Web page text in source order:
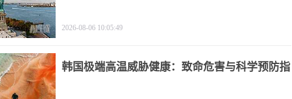
2026-08-06 10:05:49
韩国极端高温威胁健康：致命危害与科学预防指